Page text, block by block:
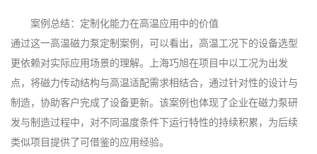
案例总结：定制化能力在高温应用中的价值
通过这一高温磁力泵定制案例，可以看出，高温工况下的设备选型
更依赖对实际应用场景的理解。上海巧旭在项目中以工况为出发
点，将磁力传动结构与高温适配需求相结合，通过针对性的设计与
制造，协助客户完成了设备更新。该案例也体现了企业在磁力泵研
发与制造过程中，对不同温度条件下运行特性的持续积累，为后续
类似项目提供了可借鉴的应用经验。